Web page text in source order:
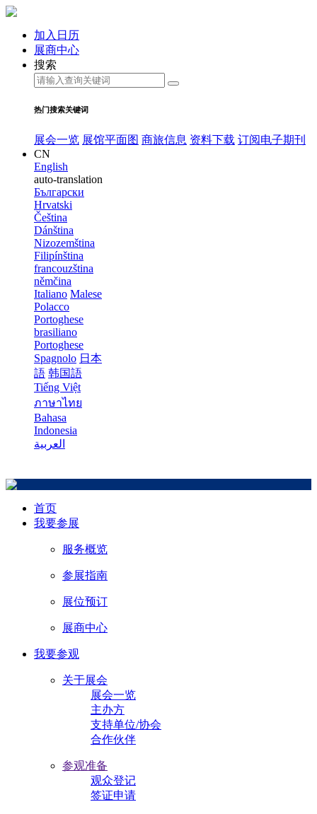
加入日历
展商中心
搜索
热门搜索关键词
展会一览 展馆平面图 商旅信息 资料下载 订阅电子期刊
CN
English
auto-translation
Български
Hrvatski
Čeština
Dánština
Nizozemština
Filipínština
francouzština
němčina
Italiano Malese
Polacco
Portoghese
brasiliano
Portoghese
Spagnolo 日本
語 韩国語
Tiếng Việt
ภาษาไทย
Bahasa
Indonesia
العربية
首页
我要参展
服务概览
参展指南
展位预订
展商中心
我要参观
关于展会
展会一览
主办方
支持单位/协会
合作伙伴
参观准备
观众登记
签证申请